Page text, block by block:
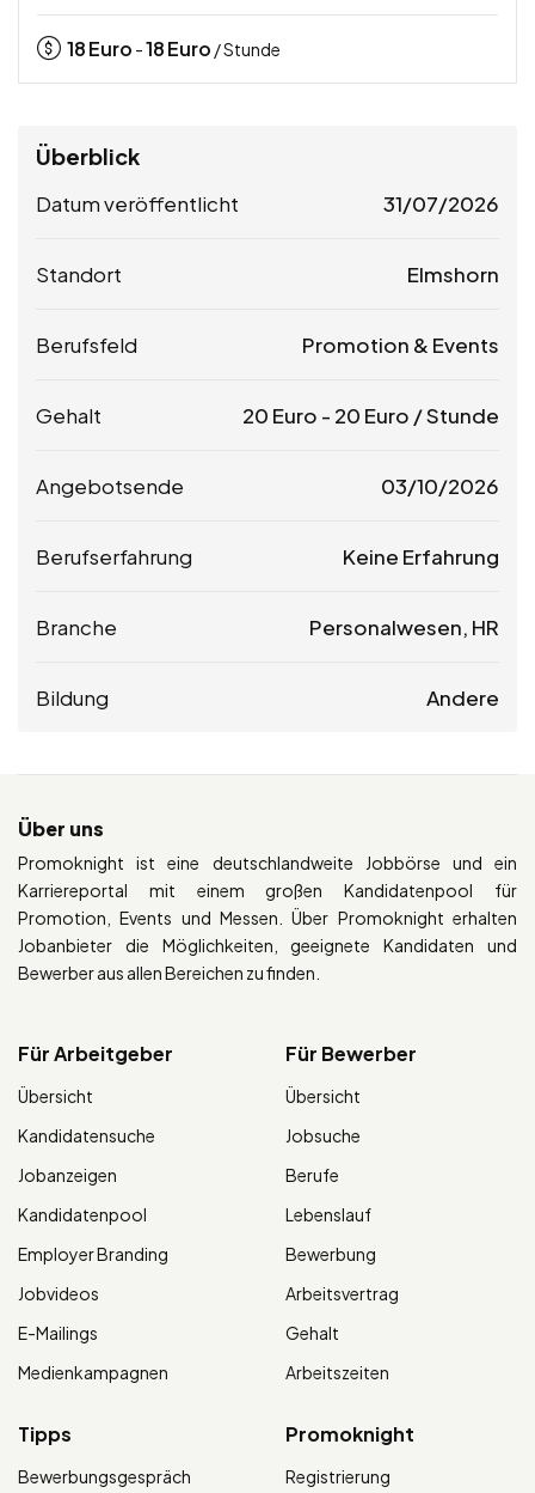
18Euro -18Euro / Stunde
Überblick
Datum veröffentlicht 31/07/2026
Standort Elmshorn
Berufsfeld Promotion & Events
Gehalt 20 Euro - 20 Euro / Stunde
Angebotsende 03/10/2026
Berufserfahrung Keine Erfahrung
Branche Personalwesen, HR
Bildung Andere
Über uns
Promoknight ist eine deutschlandweite Jobbörse und ein
Karriereportal mit einem großen Kandidatenpool für
Promotion, Events und Messen. Über Promoknight erhalten
Jobanbieter die Möglichkeiten, geeignete Kandidaten und
Bewerber aus allen Bereichen zu finden.
Für Arbeitgeber
Übersicht
Kandidatensuche
Jobanzeigen
Kandidatenpool
Employer Branding
Jobvideos
E-Mailings
Medienkampagnen
Für Bewerber
Übersicht
Jobsuche
Berufe
Lebenslauf
Bewerbung
Arbeitsvertrag
Gehalt
Arbeitszeiten
Tipps
Bewerbungsgespräch
Promoknight
Registrierung